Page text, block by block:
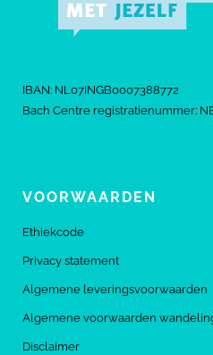
IBAN: NL07INGB0007388772
Bach Centre registratienummer:
VOORWAARDEN
Ethiekcode
Privacy statement
Algemene leveringsvoorwaarden
Algemene voorwaarden
Disclaimer